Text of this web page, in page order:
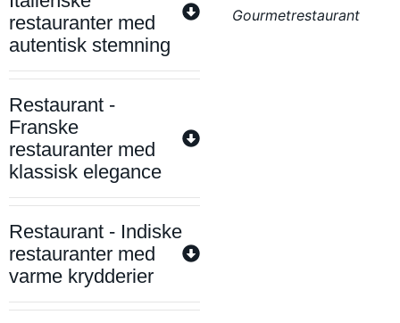
restauranter med
autentisk stemning
Restaurant -
Franske
restauranter med
klassisk elegance
Restaurant - Indiske
restauranter med
varme krydderier
Gourmetrestaurant